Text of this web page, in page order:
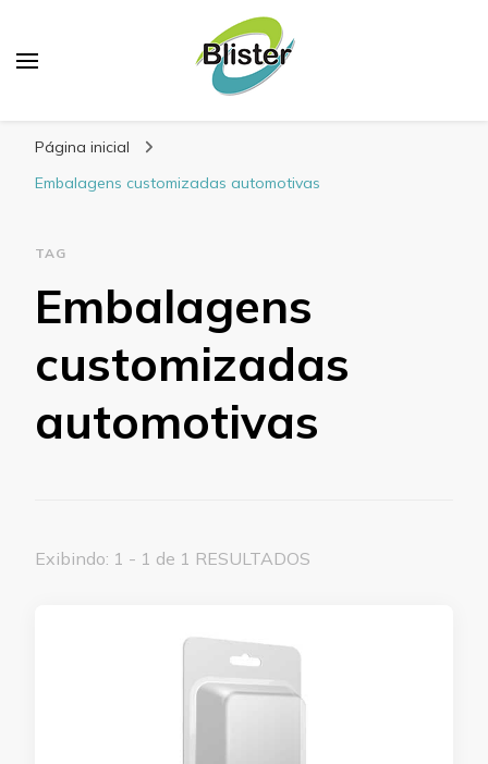
Página inicial
Embalagens customizadas automotivas
TAG
Embalagens
customizadas
automotivas
Exibindo: 1 - 1 de 1 RESULTADOS